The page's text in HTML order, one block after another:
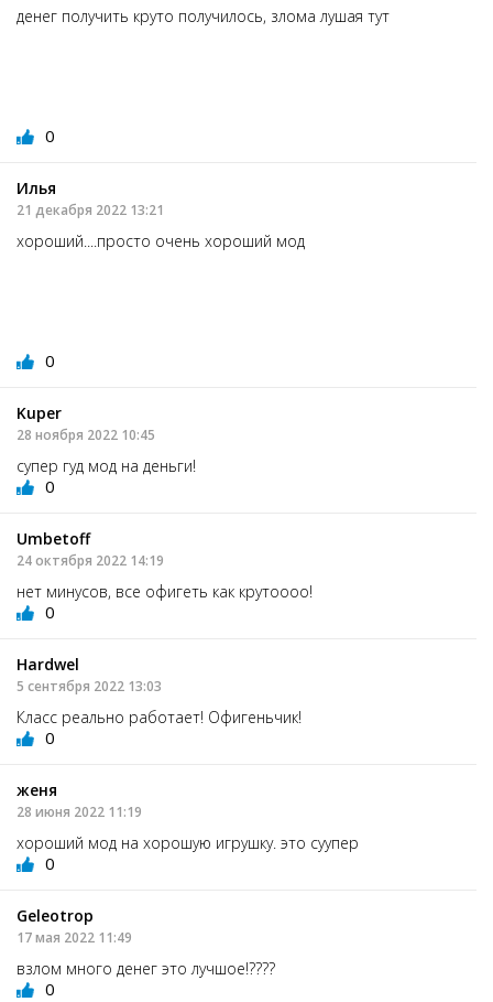
денег получить круто получилось, злома лушая тут
0
Илья
21 декабря 2022 13:21
хороший....просто очень хороший мод
0
Kuper
28 ноября 2022 10:45
супер гуд мод на деньги!
0
Umbetoff
24 октября 2022 14:19
нет минусов, все офигеть как крутоооо!
0
Hardwel
5 сентября 2022 13:03
Класс реально работает! Офигеньчик!
0
женя
28 июня 2022 11:19
хороший мод на хорошую игрушку. это суупер
0
Geleotrop
17 мая 2022 11:49
взлом много денег это лучшое!????
0